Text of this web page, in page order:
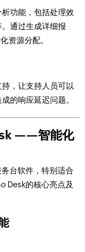
功能，包括处理效
通过生成详细报
资源分配。
，让支持人员可以
的响应延迟问题。
——智能化
台软件，特别适合
Desk的核心亮点及